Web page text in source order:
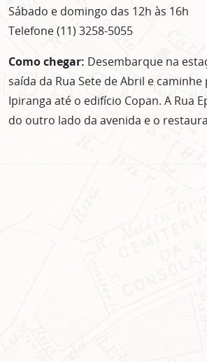
Sábado e domingo das 12h às 16h
Telefone (11) 3258-5055
Como chegar: Desembarque na
saída da Rua Sete de Abril e caminhe
Ipiranga até o edifício Copan. A Rua
do outro lado da avenida e o